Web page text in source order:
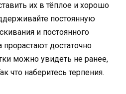
их в тёплое и хорошо
постоянную
и постоянного
достаточно
можно увидеть не ранее,
что наберитесь терпения.